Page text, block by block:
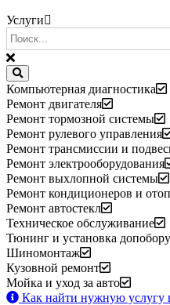
Услуги
Компьютерная диагностика
Ремонт двигателя
Ремонт тормозной системы
Ремонт рулевого управления
Ремонт трансмиссии и
Ремонт электрооборудования
Ремонт выхлопной системы
Ремонт кондиционеров и
Ремонт автостекл
Техническое обслуживание
Тюнинг и установка
Шиномонтаж
Кузовной ремонт
Мойка и уход за авто
Как найти нужную услугу